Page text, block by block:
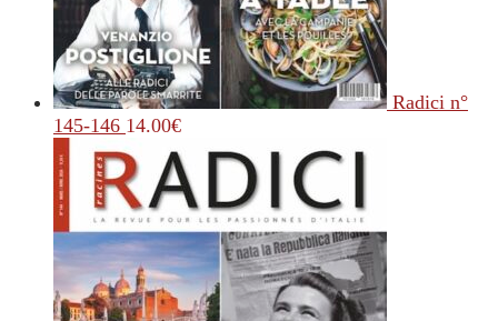
Radici n°
145-146 14.00€